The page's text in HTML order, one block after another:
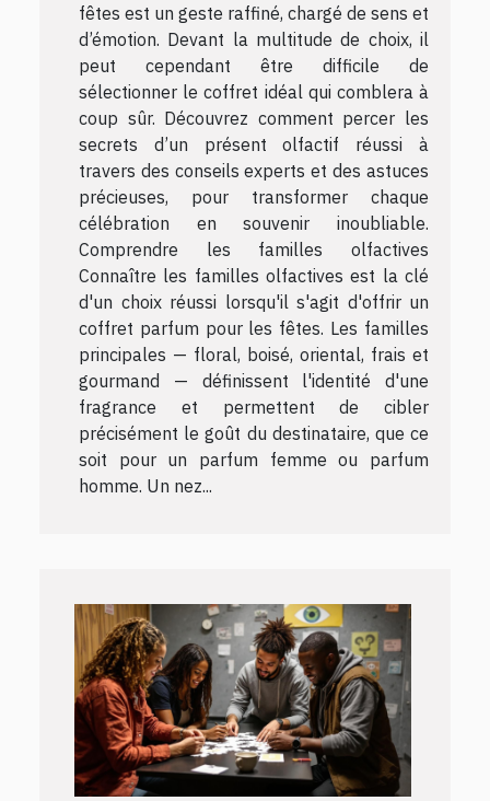
fêtes est un geste raffiné, chargé de sens et
d’émotion. Devant la multitude de choix, il
peut cependant être difficile de
sélectionner le coffret idéal qui comblera à
coup sûr. Découvrez comment percer les
secrets d’un présent olfactif réussi à
travers des conseils experts et des astuces
précieuses, pour transformer chaque
célébration en souvenir inoubliable.
Comprendre les familles olfactives
Connaître les familles olfactives est la clé
d'un choix réussi lorsqu'il s'agit d'offrir un
coffret parfum pour les fêtes. Les familles
principales — floral, boisé, oriental, frais et
gourmand — définissent l'identité d'une
fragrance et permettent de cibler
précisément le goût du destinataire, que ce
soit pour un parfum femme ou parfum
homme. Un nez...